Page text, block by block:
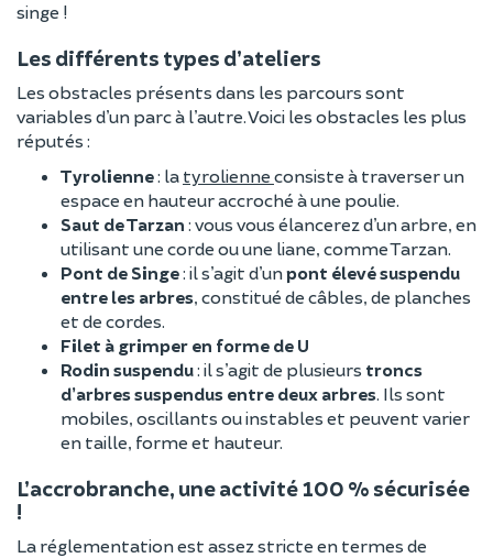
singe !
Les différents types d’ateliers
Les obstacles présents dans les parcours sont
variables d’un parc à l’autre. Voici les obstacles les plus
réputés :
Tyrolienne: la tyrolienne consiste à traverser un
espace en hauteur accroché à une poulie.
Saut de Tarzan : vous vous élancerez d’un arbre, en
utilisant une corde ou une liane, comme Tarzan.
Pont de Singe: il s’agit d’unpont élevé suspendu
entre les arbres, constitué de câbles, de planches
et de cordes.
Filet à grimper en forme de U
Rodin suspendu: il s’agit de plusieurs troncs
d’arbres suspendus entre deux arbres. Ils sont
mobiles, oscillants ou instables et peuvent varier
en taille, forme et hauteur.
L’accrobranche, une activité 100 % sécurisée
!
La réglementation est assez stricte en termes de